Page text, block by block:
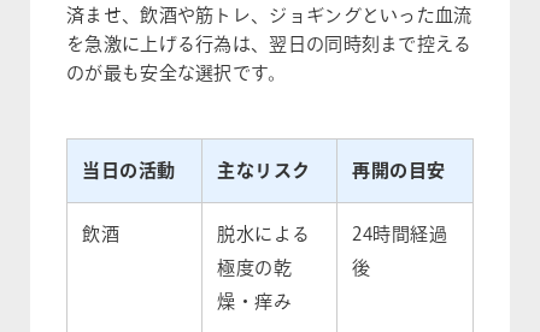
済ませ、飲酒や筋トレ、ジョギングといった血流
を急激に上げる行為は、翌日の同時刻まで控える
のが最も安全な選択です。
当日の活動 主なリスク 再開の目安
飲酒
脱水による
極度の乾
燥・痒み
24時間経過
後